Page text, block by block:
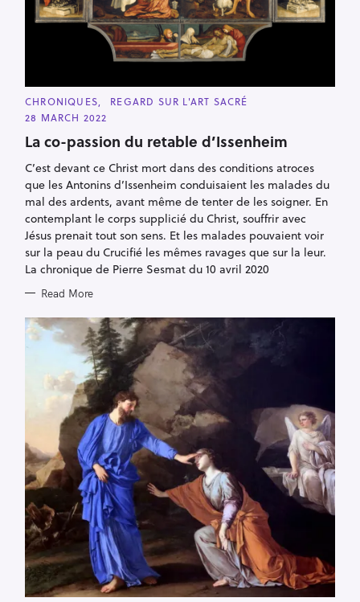
C
T
G
R
I
E
S
CHRONIQUES
REGARD SUR L'ART SACRÉ
28 MARCH 2022
La co-passion du retable d’Issenheim
C’est devant ce Christ mort dans des conditions atroces
que les Antonins d’Issenheim conduisaient les malades du
mal des ardents, avant même de tenter de les soigner. En
contemplant le corps supplicié du Christ, souffrir avec
Jésus prenait tout son sens. Et les malades pouvaient voir
sur la peau du Crucifié les mêmes ravages que sur la leur.
La chronique de Pierre Sesmat du 10 avril 2020
Read More
e
h
o
r
: